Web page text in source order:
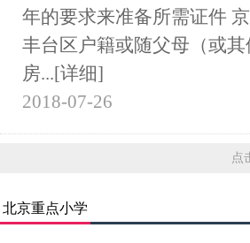
年的要求来准备所需证件
丰台区户籍或随父母（或
房...[详细]
2018-07-26
点
北京重点小学